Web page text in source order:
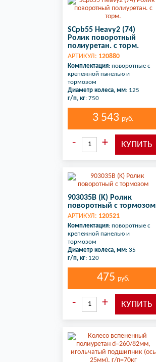
SCpb55 Heavy2 (74)
Ролик поворотный
полиуретан. с торм.
АРТИКУЛ: 120880
Комплектация: поворотные с
крепежной панелью и
тормозом
Диаметр колеса, мм: 125
г/п, кг: 750
3 543 руб.
903035B (K) Ролик
поворотный с тормозом
АРТИКУЛ: 120521
Комплектация: поворотные с
крепежной панелью и
тормозом
Диаметр колеса, мм: 35
г/п, кг: 120
475 руб.